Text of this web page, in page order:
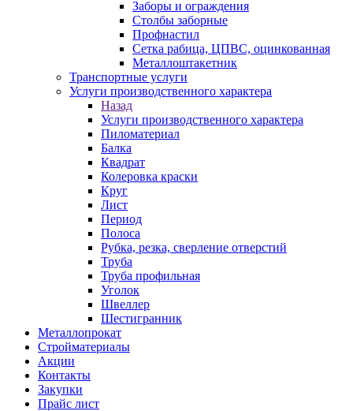
Заборы и ограждения
Столбы заборные
Профнастил
Сетка рабица, ЦПВС, оцинкованная
Металлоштакетник
Транспортные услуги
Услуги производственного характера
Назад
Услуги производственного характера
Пиломатериал
Балка
Квадрат
Колеровка краски
Круг
Лист
Период
Полоса
Рубка, резка, сверление отверстий
Труба
Труба профильная
Уголок
Швеллер
Шестигранник
Металлопрокат
Стройматериалы
Акции
Контакты
Закупки
Прайс лист